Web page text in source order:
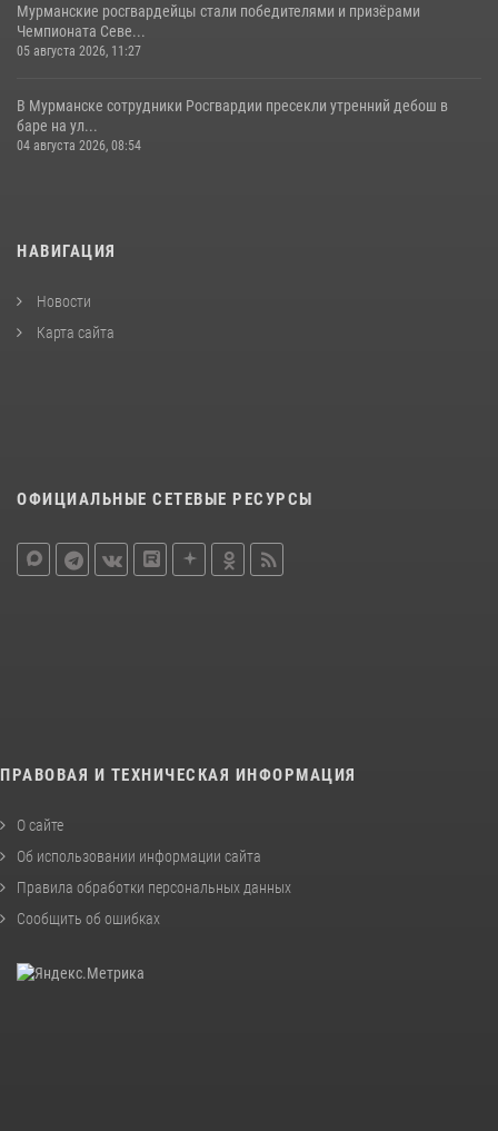
Мурманские росгвардейцы стали победителями и призёрами
Чемпионата Севе...
05 августа 2026, 11:27
В Мурманске сотрудники Росгвардии пресекли утренний дебош в
баре на ул...
04 августа 2026, 08:54
НАВИГАЦИЯ
Новости
Карта сайта
ОФИЦИАЛЬНЫЕ СЕТЕВЫЕ РЕСУРСЫ
ПРАВОВАЯ И ТЕХНИЧЕСКАЯ ИНФОРМАЦИЯ
О сайте
Об использовании информации сайта
Правила обработки персональных данных
Сообщить об ошибках